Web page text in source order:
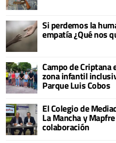
Si perdemos la
empatía ¿Qué nos
Campo de Criptana
zona infantil
Parque Luis Cobos
El Colegio de
La Mancha y
colaboración